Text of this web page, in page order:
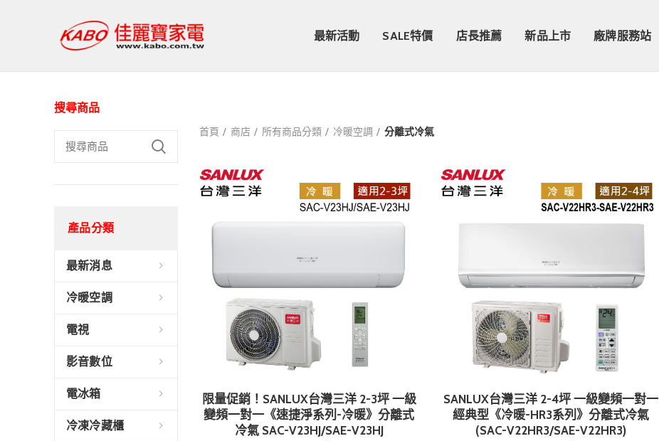
最新活動 SALE特價 店長推薦 新品上市 廠牌服務站
搜尋商品
產品分類
最新消息
冷暖空調
電視
影音數位
電冰箱
冷凍冷藏櫃
首頁 商店 所有商品分類 冷暖空調 分離式冷氣
加入購物車
限量促銷！SANLUX台灣三洋 2-3坪 一級
變頻一對一《速捷淨系列-冷暖》分離式
冷氣 SAC-V23HJ/SAE-V23HJ
加入購物車
SANLUX台灣三洋 2-4坪 一級變頻一對一
經典型《冷暖-HR3系列》分離式冷氣
(SAC-V22HR3/SAE-V22HR3)